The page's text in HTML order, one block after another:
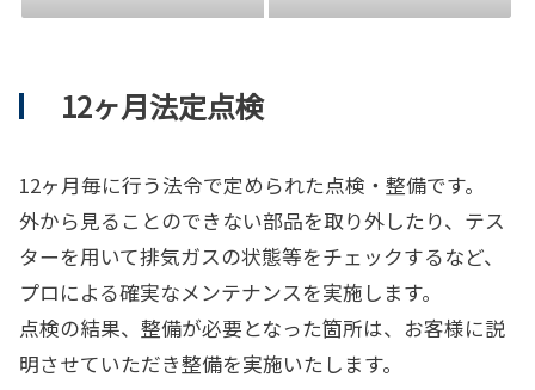
12ヶ月法定点検
12ヶ月毎に行う法令で定められた点検・整備です。
外から見ることのできない部品を取り外したり、テス
ターを用いて排気ガスの状態等をチェックするなど、
プロによる確実なメンテナンスを実施します。
点検の結果、整備が必要となった箇所は、お客様に説
明させていただき整備を実施いたします。